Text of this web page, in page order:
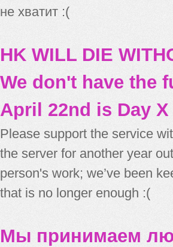
не хватит :(
HK WILL DIE
We don't have the
April 22nd is Day X
Please support the service
the server for another year
person's work; we’ve been
that is no longer enough :(
Мы принимаем